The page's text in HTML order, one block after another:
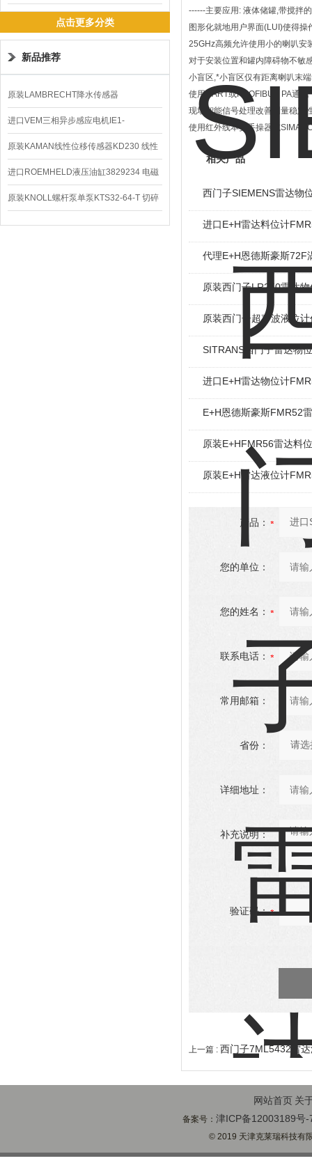
点击更多分类
新品推荐
原装LAMBRECHT降水传感器
00.14575.20气象仪
进口VEM三相异步感应电机IE1-
K21R80G4马达
原装KAMAN线性位移传感器KD230 线性
编码器
进口ROEMHELD液压油缸3829234 电磁
阀定位器
原装KNOLL螺杆泵单泵KTS32-64-T 切碎
排屑机
------主要应用: 液体储罐,带搅拌
图形化就地用户界面(LUI)使得
25GHz高频允许使用小的喇叭安
对于安装位置和罐内障碍物不敏
小盲区,*小盲区仅有距离喇叭末
使用HART或PROFIBUS PA通讯
现场智能信号处理改善测量稳定
使用红外线本安手操器或
相关产品
西门子SIEMENS雷达物
进口E+H雷达料位计
代理E+H恩德斯豪斯72F
原装西门子LR250雷达
原装西门子超声波液位
SITRANS西门子雷达物
进口E+H雷达物位计
E+H恩德斯豪斯FMR52
原装E+HFMR56雷达料
原装E+H雷达液位计
产品：
您的单位：
您的姓名：
联系电话：
常用邮箱：
省份：
详细地址：
补充说明：
验证码：
上一篇 : 西门子7ML5432雷
网站首页 关
备案号：津ICP备12003189号-
© 2019 天津克莱瑞科技有